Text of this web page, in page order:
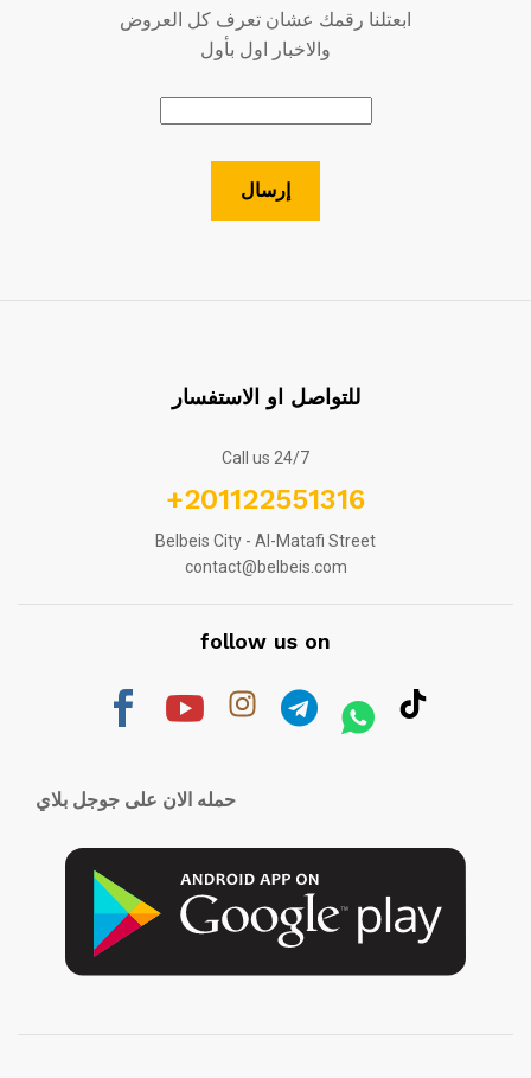
ابعتلنا رقمك عشان تعرف كل العروض
والاخبار اول بأول
للتواصل او الاستفسار
Call us 24/7
+201122551316
Belbeis City - Al-Matafi Street
contact@belbeis.com
follow us on
حمله الان على جوجل بلاي